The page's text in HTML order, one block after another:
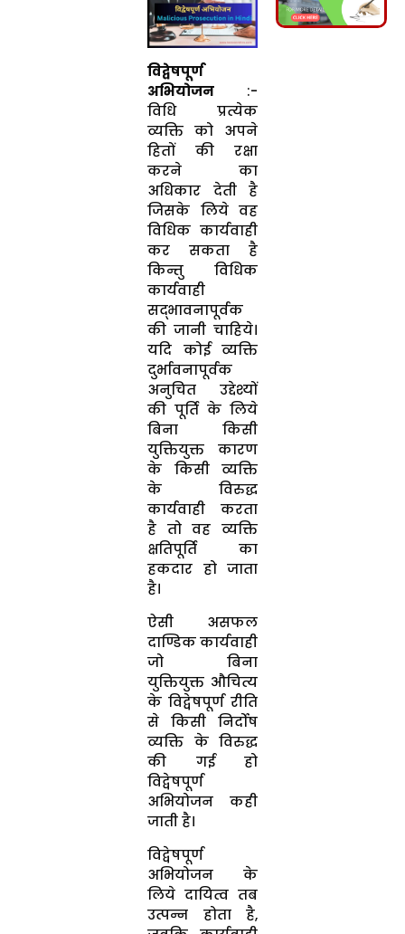
विद्वेषपूर्ण
अभियोजन:-
विधि प्रत्येक
व्यक्ति को अपने
हितों की रक्षा
करने का
अधिकार देती है
जिसके लिये वह
विधिक कार्यवाही
कर सकता है
किन्तु विधिक
कार्यवाही
सद्भावनापूर्वक
की जानी चाहिये।
यदि कोई व्यक्ति
दुर्भावनापूर्वक
अनुचित उद्देश्यों
की पूर्ति के लिये
बिना किसी
युक्तियुक्त कारण
के किसी व्यक्ति
के विरुद्ध
कार्यवाही करता
है तो वह व्यक्ति
क्षतिपूर्ति का
हकदार हो जाता
है।
ऐसी असफल
दाण्डिक कार्यवाही
जो बिना
युक्तियुक्त औचित्य
के विद्वेषपूर्ण रीति
से किसी निर्दोष
व्यक्ति के विरुद्ध
की गई हो
विद्वेषपूर्ण
अभियोजन कही
जाती है।
विद्वेषपूर्ण
अभियोजन के
लिये दायित्व तब
उत्पन्न होता है,